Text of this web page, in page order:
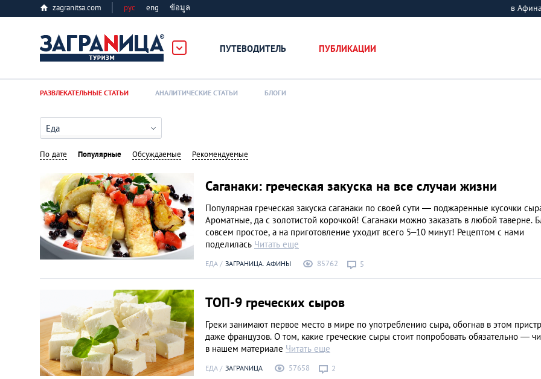
zagranitsa.com рус eng ข้อมูล в
ПУТЕВОДИТЕЛЬ ПУБЛИКАЦИИ
Алматы
Астана
Афины
Киев
Лондон
Лос-Анджелес
РАЗВЛЕКАТЕЛЬНЫЕ СТАТЬИ АНАЛИТИЧЕСКИЕ СТАТЬИ БЛОГИ
Еда
По дате Популярные Обсуждаемые Рекомендуемые
Саганаки: греческая закуска на все случаи жизни
Популярная греческая закуска саганаки по своей сути — поджаренные кусочки
Ароматные, да с золотистой корочкой! Саганаки можно заказать в любой таверне.
совсем простое, а на приготовление уходит всего 5–10 минут! Рецептом с нами
поделилась Читать еще
ЕДА ЗАГРАНИЦА. АФИНЫ 85762 5
ТОП-9 греческих сыров
Греки занимают первое место в мире по употреблению сыра, обогнав в этом
даже французов. О том, какие греческие сыры стоит попробовать обязательно —
в нашем материале Читать еще
ЕДА ЗАГРАNИЦА 57658 2
Спанакопита:
пирог со